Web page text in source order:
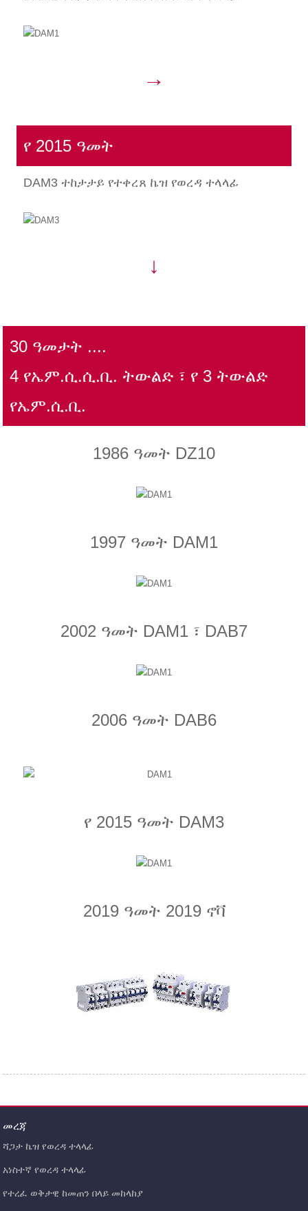
→
የ 2015 ዓመት
DAM3 ተከታታይ የተቀረጸ ኬዝ የወረዳ ተላላፊ
↓
30 ዓመታት ....
4 የኤም.ሲ.ሲ.ቢ. ትውልድ ፣ የ 3 ትውልድ
የኤም.ሲ.ቢ.
1986 ዓመት DZ10
1997 ዓመት DAM1
2002 ዓመት DAM1 ፣ DAB7
2006 ዓመት DAB6
የ 2015 ዓመት DAM3
2019 ዓመት 2019 ኖቫ
መረጃ
ሻጋታ ኬዝ የወረዳ ተላላፊ
አነስተኛ የወረዳ ተላላፊ
የተረፈ ወቅታዊ ከመጠን በላይ መከላከያ